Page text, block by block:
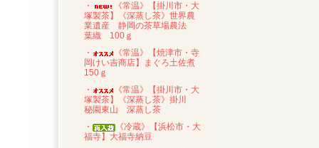
・
《常温》【掛川市・大
塚製茶】《深蒸し茶》世界農
業遺産 静岡の茶草場農法
葉織 100ｇ
・
《常温》【焼津市・寺
岡けい吉商店】まぐろ土佐煮
150ｇ
・
《常温》【掛川市・大
塚製茶】《深蒸し茶》掛川
秘園東山 深蒸し茶
・
《冷蔵》【浜松市・大
福寺】大福寺納豆